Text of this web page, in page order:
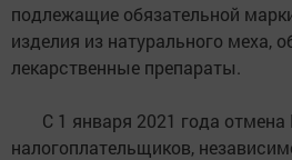
подлежащие обязательной
изделия из натурального меха,
лекарственные препараты.
С 1 января 2021 года отмена
налогоплательщиков,